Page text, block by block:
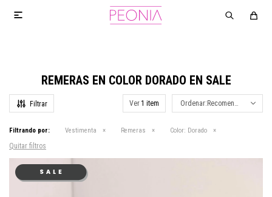

REMERAS EN COLOR DORADO EN SALE
Ver Recomendados
Filtrando por: Vestimenta Remeras Color: Dorado
Quitar filtros